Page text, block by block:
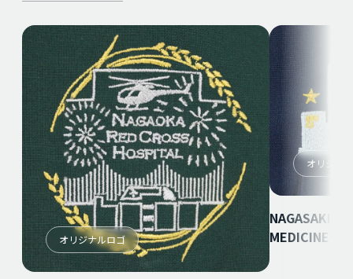
オリジナルロゴ
オリジナ
NAGASAKI
MEDICINE